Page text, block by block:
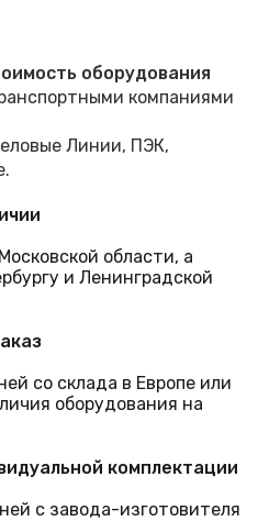
оборудования
компаниями
Линии, ПЭК,
области, а
и Ленинградской
со склада в Европе или
оборудования на
комплектации
с завода-изготовителя